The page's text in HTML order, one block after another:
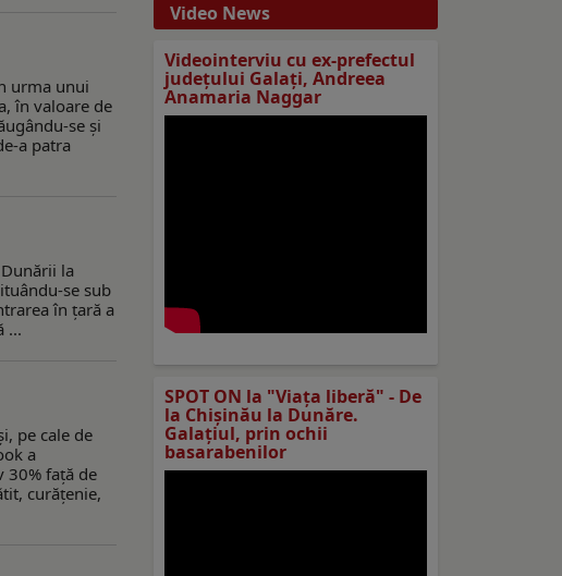
urma unui
în valoare de
se și
a patra
la
se sub
în țară a
...
pe cale de
a
30% față de
curățenie,
Video News
Videointerviu cu ex-prefectul
judeţului Galaţi, Andreea
Anamaria Naggar
SPOT ON la "Viaţa liberă" - De
la Chișinău la Dunăre.
Galațiul, prin ochii
basarabenilor